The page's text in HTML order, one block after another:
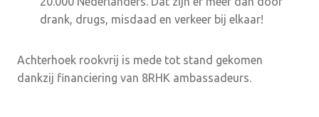
drank, drugs, misdaad en verkeer bij elkaar!
Achterhoek rookvrij is mede tot stand gekomen
dankzij financiering van 8RHK ambassadeurs.